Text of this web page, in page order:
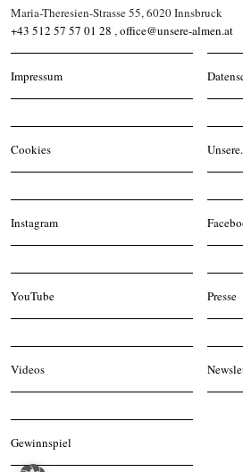
Maria-Theresien-Strasse 55, 6020 Innsbruck
+43 512 57 57 01 28 ,office@unsere-almen.at
Impressum
Cookies
Instagram
YouTube Presse
Videos
Gewinnspiel